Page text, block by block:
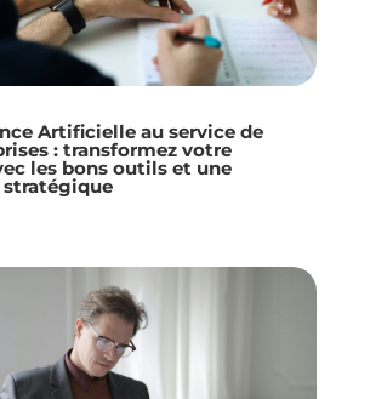
Artificielle au service de
: transformez votre
les bons outils et une
stratégique